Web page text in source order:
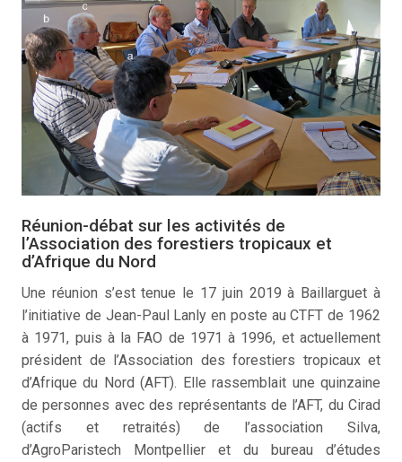
Réunion-débat sur les activités de
l’Association des forestiers tropicaux et
d’Afrique du Nord
Une réunion s’est tenue le 17 juin 2019 à Baillarguet à
l’initiative de Jean-Paul Lanly en poste au CTFT de 1962
à 1971, puis à la FAO de 1971 à 1996, et actuellement
président de l’Association des forestiers tropicaux et
d’Afrique du Nord (AFT). Elle rassemblait une quinzaine
de personnes avec des représentants de l’AFT, du Cirad
(actifs et retraités) de l’association Silva,
d’AgroParistech Montpellier et du bureau d’études